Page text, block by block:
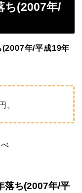
ち(2007年/
年/平成19年
円。
落ち(2007年/平